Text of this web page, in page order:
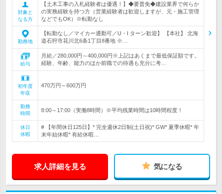
対象と
なる方
【土木工事の入札経験者は優遇！】◆要普免◆建設業界で何らか
の実務経験を持つ方（営業経験者は歓迎しますが、元・施工管理
などでもOK）※転勤なし
勤務地
【転勤なし／マイカー通勤可／U・I ターン歓迎】 【本社】 北海
道石狩市花川北6条1丁目8番地 ※…
給与
月給／280,000円～400,000円※上記はあくまで最低保証額です。
経験、年齢、能力のほか前職での待遇も充分に考…
初年度
年収
470万円～600万円
勤務
時間
8:00～17:00（実働8時間）※平均残業時間は10時間程度！
休日
休暇
# 【年間休日125日】* 完全週休2日制(土日祝)* GW* 夏季休暇* 年
末年始休暇* 有給休暇…
求人詳細を見る 気になる